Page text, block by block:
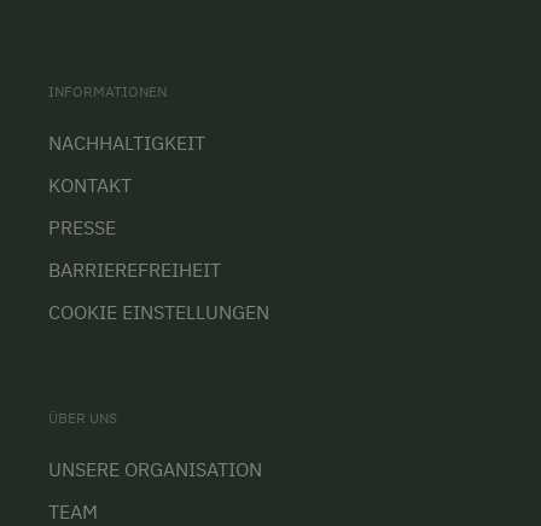
INFORMATIONEN
NACHHALTIGKEIT
KONTAKT
PRESSE
BARRIEREFREIHEIT
COOKIE EINSTELLUNGEN
ÜBER UNS
UNSERE ORGANISATION
TEAM